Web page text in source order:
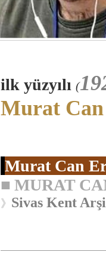
ilk yüzyılı (
Murat
Murat Can
■ MURAT
》 Sivas Kent